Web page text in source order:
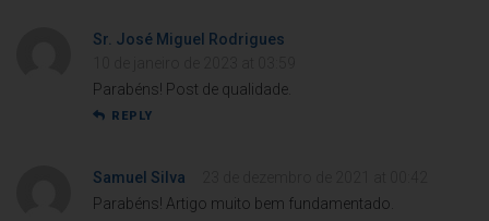
Sr. José Miguel Rodrigues
Parabéns! Post de qualidade.
REPLY
Samuel Silva
Parabéns! Artigo muito bem fundamentado.